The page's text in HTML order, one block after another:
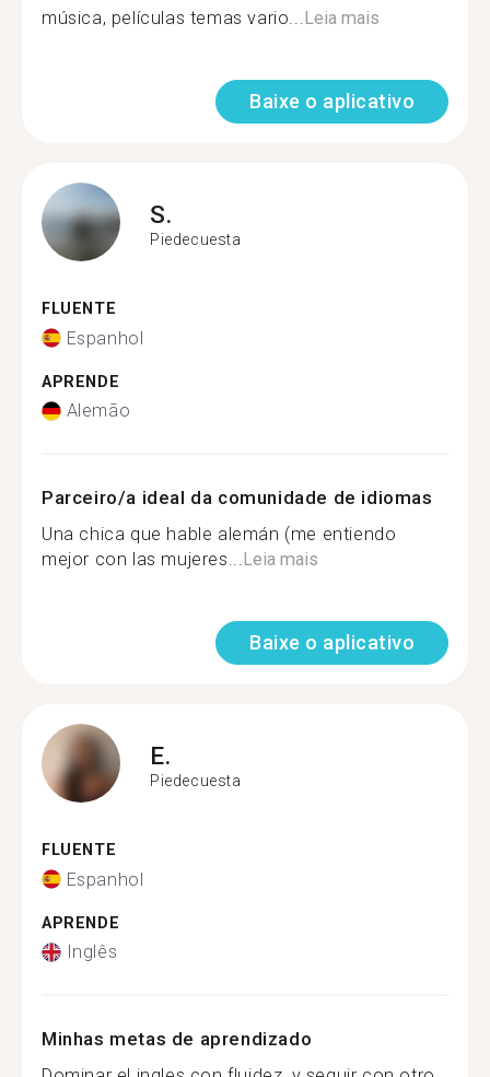
música, películas temas vario...Leia mais
Baixe o aplicativo
S.
Piedecuesta
FLUENTE
Espanhol
APRENDE
Alemão
Parceiro/a ideal da comunidade de idiomas
Una chica que hable alemán (me entiendo
mejor con las mujeres...Leia mais
Baixe o aplicativo
E.
Piedecuesta
FLUENTE
Espanhol
APRENDE
Inglês
Minhas metas de aprendizado